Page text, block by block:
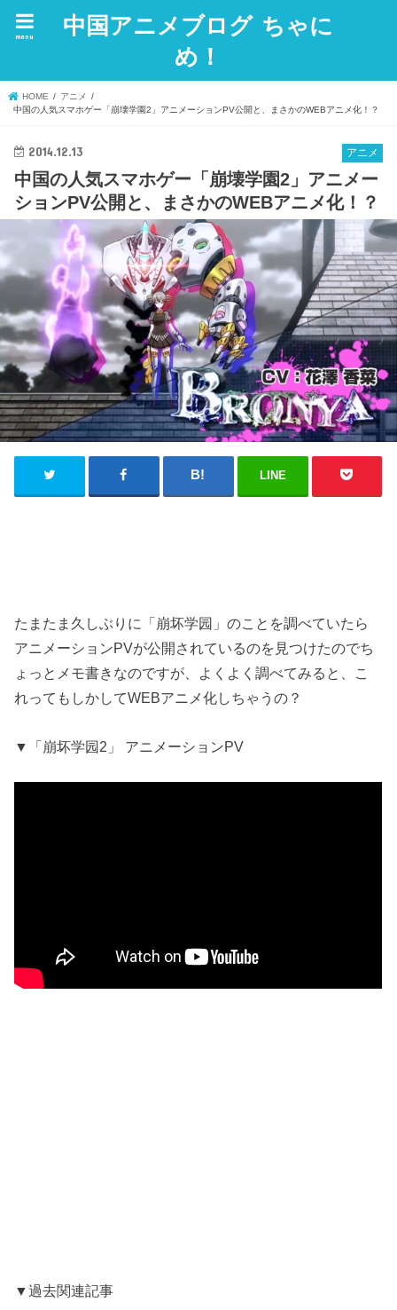
中国アニメブログ ちゃに
め！
menu
HOME
アニメ
中国の人気スマホゲー「崩壊学園2」アニメーションPV公開と、まさかのWEBアニメ化！？
アニメ
2014.12.13
中国の人気スマホゲー「崩壊学園2」アニメー
ションPV公開と、まさかのWEBアニメ化！？
LINE
たまたま久しぶりに「崩坏学园」のことを調べていたら
アニメーションPVが公開されているのを見つけたのでち
ょっとメモ書きなのですが、よくよく調べてみると、こ
れってもしかしてWEBアニメ化しちゃうの？
▼「崩坏学园2」 アニメーションPV
▼過去関連記事